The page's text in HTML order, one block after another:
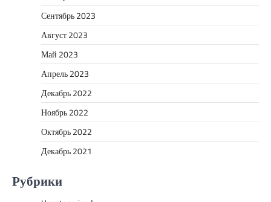
Сентябрь 2023
Август 2023
Май 2023
Апрель 2023
Декабрь 2022
Ноябрь 2022
Октябрь 2022
Декабрь 2021
Рубрики